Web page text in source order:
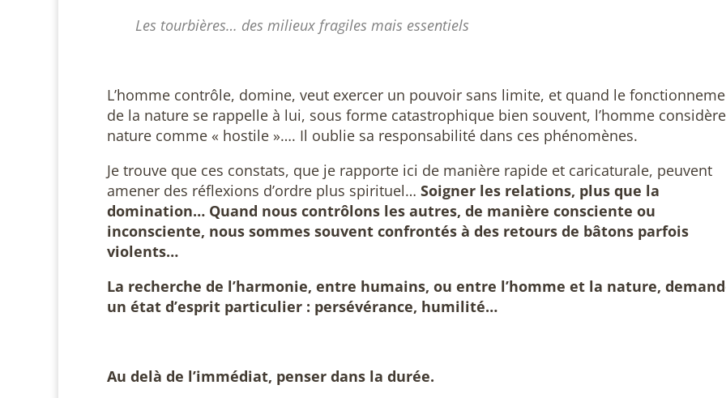
Les tourbières… des milieux fragiles mais essentiels
L’homme contrôle, domine, veut exercer un pouvoir sans limite, et quand le
de la nature se rappelle à lui, sous forme catastrophique bien souvent, l’homme
nature comme « hostile »…. Il oublie sa responsabilité dans ces phénomènes.
Je trouve que ces constats, que je rapporte ici de manière rapide et caricaturale, peuvent
amener des réflexions d’ordre plus spirituel… Soigner les relations, plus que la
domination… Quand nous contrôlons les autres, de manière consciente ou
inconsciente, nous sommes souvent confrontés à des retours de bâtons parfois
violents…
La recherche de l’harmonie, entre humains, ou entre l’homme et la nature,
un état d’esprit particulier : persévérance, humilité…
Au delà de l’immédiat, penser dans la durée.